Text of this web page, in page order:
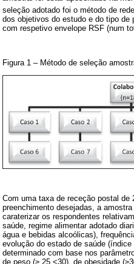
seleção adotado foi o método de
dos objetivos do estudo e do tipo de
com respetivo envelope RSF (num
Figura 1 – Método de seleção
Com uma taxa de receção postal
preenchimento desejadas, a
caraterizar os respondentes
saúde, regime alimentar adotado
água e bebidas alcoólicas),
evolução do estado de saúde
determinado com base nos
de peso (≥ 25 <30), de obesidade